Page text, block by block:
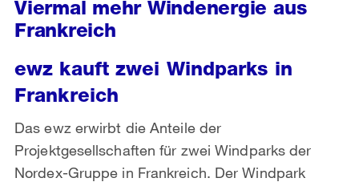
Viermal mehr Windenergie aus
Frankreich
ewz kauft zwei Windparks in
Frankreich
Das ewz erwirbt die Anteile der
Projektgesellschaften für zwei Windparks der
Nordex-Gruppe in Frankreich. Der Windpark